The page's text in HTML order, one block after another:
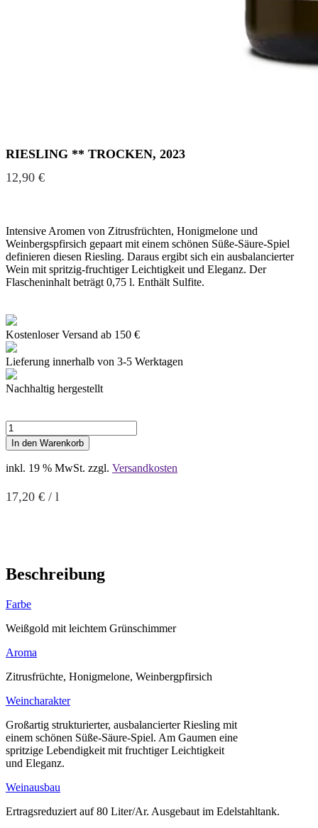
RIESLING ** TROCKEN, 2023
12,90 €
Intensive Aromen von Zitrusfrüchten, Honigmelone und
Weinbergspfirsich gepaart mit einem schönen Süße-Säure-Spiel
definieren diesen Riesling. Daraus ergibt sich ein ausbalancierter
Wein mit spritzig-fruchtiger Leichtigkeit und Eleganz. Der
Flascheninhalt beträgt 0,75 l. Enthält Sulfite.
Kostenloser Versand ab 150 €
Lieferung innerhalb von 3-5 Werktagen
Nachhaltig hergestellt
Riesling
**
trocken,
2023
In den Warenkorb
inkl. 19 % MwSt. zzgl. Versandkosten
17,20 € / l
Beschreibung
Farbe
Weißgold mit leichtem Grünschimmer
Aroma
Zitrusfrüchte, Honigmelone, Weinbergpfirsich
Weincharakter
Großartig strukturierter, ausbalancierter Riesling mit
einem schönen Süße-Säure-Spiel. Am Gaumen eine
spritzige Lebendigkeit mit fruchtiger Leichtigkeit
und Eleganz.
Weinausbau
Ertragsreduziert auf 80 Liter/Ar. Ausgebaut im Edelstahltank.